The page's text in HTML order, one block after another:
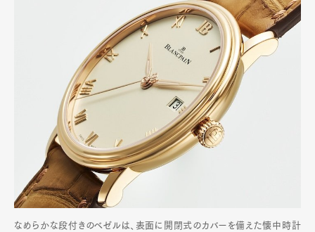
なめらかな段付きのベゼルは、表面に開閉式のカバーを備えた懐中時計